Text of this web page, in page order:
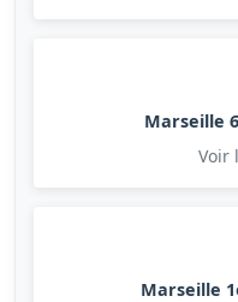
Marseille
Voir
Marseille